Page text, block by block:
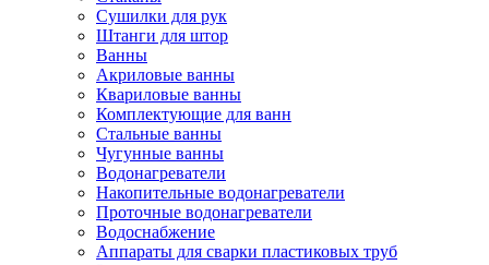
Сушилки для рук
Штанги для штор
Ванны
Акриловые ванны
Квариловые ванны
Комплектующие для ванн
Стальные ванны
Чугунные ванны
Водонагреватели
Накопительные водонагреватели
Проточные водонагреватели
Водоснабжение
Аппараты для сварки пластиковых труб